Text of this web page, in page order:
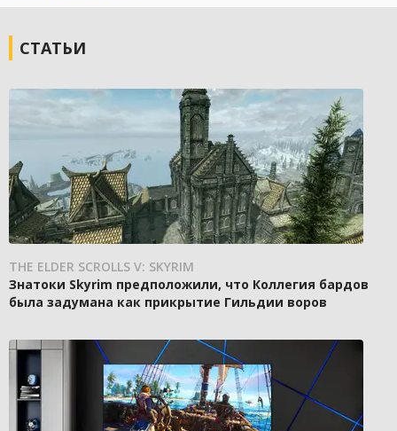
СТАТЬИ
THE ELDER SCROLLS V: SKYRIM
Знатоки Skyrim предположили, что Коллегия бардов
была задумана как прикрытие Гильдии воров